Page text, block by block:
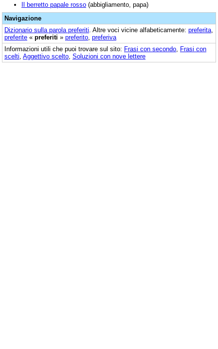
Il berretto papale rosso (abbigliamento, papa)
Navigazione
Dizionario sulla parola preferiti . Altre voci vicine alfabeticamente: preferita
preferite « preferiti » preferito preferiva
Informazioni utili che puoi trovare sul sito: Frasi con secondo Frasi con
scelti Aggettivo scelto Soluzioni con nove lettere